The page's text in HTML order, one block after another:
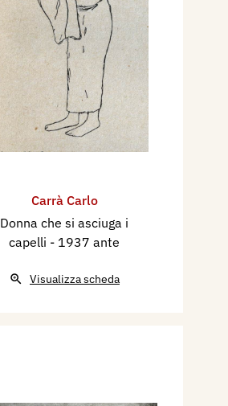
Carrà Carlo
Donna che si asciuga i
capelli - 1937 ante
Visualizza scheda